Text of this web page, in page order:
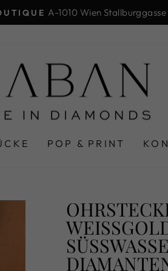
Pause
A-1010 Wien
POP & PRINT
WEISSGOLD
AMANTEN